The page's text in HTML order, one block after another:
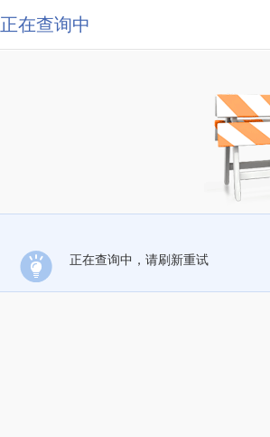
正在查询中
正在查询中，请刷新重试